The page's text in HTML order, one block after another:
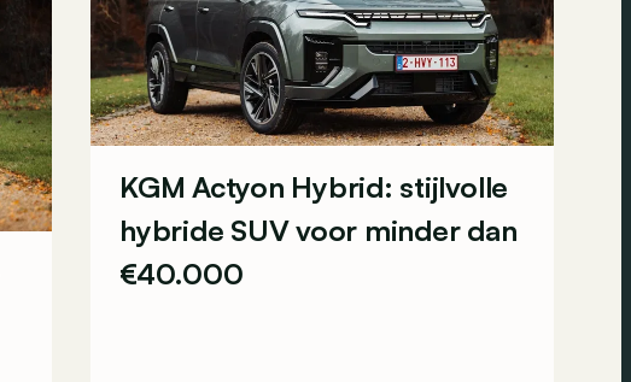
KGM Actyon Hybrid: stijlvolle
hybride SUV voor minder dan
€40.000